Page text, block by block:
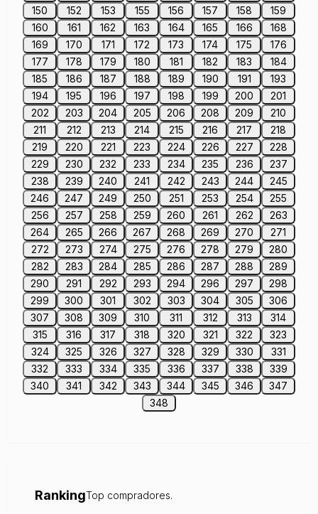
150
152 153 155 156 157 158
159
160
161 162 163 164 165 166
168
169
170 171 172 173 174 175
176
177
178 179 180 181 182 183
184
185
186 187 188 189 190 191
193
194
195 196 197 198 199 200
201
202
203 204 205 206 208 209
210
211
212 213 214 215 216 217
218
219
220 221 223 224 226 227
228
229
230 232 233 234 235 236
237
238
239 240 241 242 243 244
245
246
247 249 250 251 253 254
255
256
257 258 259 260 261 262
263
264
265 266 267 268 269 270
271
272
273 274 275 276 278 279
280
282
283 284 285 286 287 288
289
290
291 292 293 294 296 297
298
299
300 301 302 303 304 305
306
307
308 309 310 311 312 313
314
315
316 317 318 320 321 322
323
324
325 326 327 328 329 330
331
332
333 334 335 336 337 338
339
340
341 342 343 344 345 346
347
348
RankingTop compradores.